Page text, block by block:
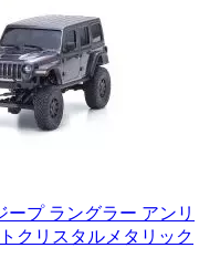
ープ ラングラー アンリ
クリスタルメタリック